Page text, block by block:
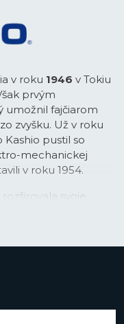
v roku 1946 v Tokiu
prvým
fajčiarom
zvyšku. Už v roku
Kashio pustil so
mechanickej
v roku 1954.
svoje
nástupu
obvodov vyvinutej